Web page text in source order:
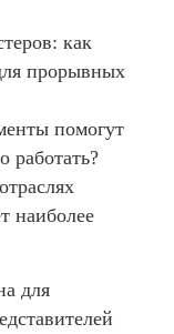
как
прорывных
помогут
работать?
наиболее
для